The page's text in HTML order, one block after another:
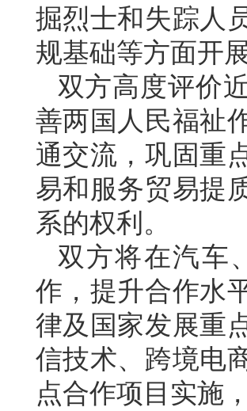
掘烈士和失踪人
规基础等方面开
双方高度评价
善两国人民福祉
通交流，巩固重
易和服务贸易提
系的权利。
双方将在汽车
作，提升合作水
律及国家发展重
信技术、跨境电
点合作项目实施